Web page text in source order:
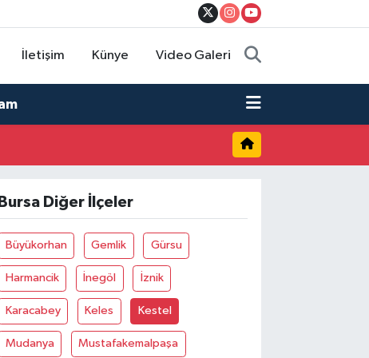
İletişim Künye Video Galeri
Bursa Diğer İlçeler
Büyükorhan Gemlik Gürsu
Harmancik İnegöl İznik
Karacabey Keles Kestel
Mudanya Mustafakemalpaşa